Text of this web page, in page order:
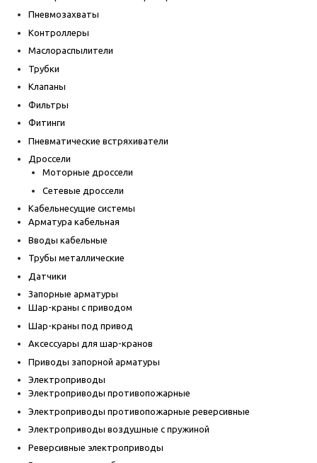
Пневмозахваты
Контроллеры
Маслораспылители
Трубки
Клапаны
Фильтры
Фитинги
Пневматические встряхиватели
Дроссели
Моторные дроссели
Сетевые дроссели
Кабельнесущие системы
Арматура кабельная
Вводы кабельные
Трубы металлические
Датчики
Запорные арматуры
Шар-краны с приводом
Шар-краны под привод
Аксессуары для шар-кранов
Приводы запорной арматуры
Электроприводы
Электроприводы противопожарные
Электроприводы противопожарные реверсивные
Электроприводы воздушные с пружиной
Реверсивные электроприводы